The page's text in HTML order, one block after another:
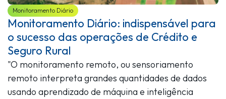
Monitoramento Diário
Monitoramento Diário: indispensável para
o sucesso das operações de Crédito e
Seguro Rural
"O monitoramento remoto, ou sensoriamento
remoto interpreta grandes quantidades de dados
usando aprendizado de máquina e inteligência